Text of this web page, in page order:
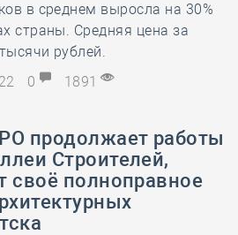
в среднем выросла на 30%
страны. Средняя цена за
рублей.
0 1891
продолжает работы
Строителей,
своё полноправное